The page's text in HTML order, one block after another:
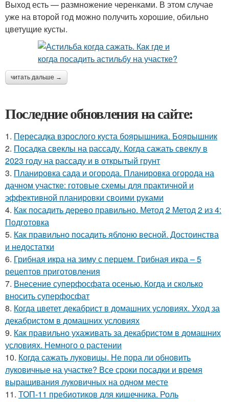
Выход есть — размножение черенками. В этом случае
уже на второй год можно получить хорошие, обильно
цветущие кусты.
читать дальше →
Последние обновления на сайте:
1. Пересадка взрослого куста боярышника. Боярышник
2. Посадка свеклы на рассаду. Когда сажать свеклу в
2023 году на рассаду и в открытый грунт
3. Планировка сада и огорода. Планировка огорода на
дачном участке: готовые схемы для практичной и
эффективной планировки своими руками
4. Как посадить дерево правильно. Метод 2 Метод 2 из 4:
Подготовка
5. Как правильно посадить яблоню весной. Достоинства
и недостатки
6. Грибная икра на зиму с перцем. Грибная икра – 5
рецептов приготовления
7. Внесение суперфосфата осенью. Когда и сколько
вносить суперфосфат
8. Когда цветет декабрист в домашних условиях. Уход за
декабристом в домашних условиях
9. Как правильно ухаживать за декабристом в домашних
условиях. Немного о растении
10. Когда сажать луковицы. Не пора ли обновить
луковичные на участке? Все сроки посадки и время
выращивания луковичных на одном месте
11. ТОП-11 пребиотиков для кишечника. Роль